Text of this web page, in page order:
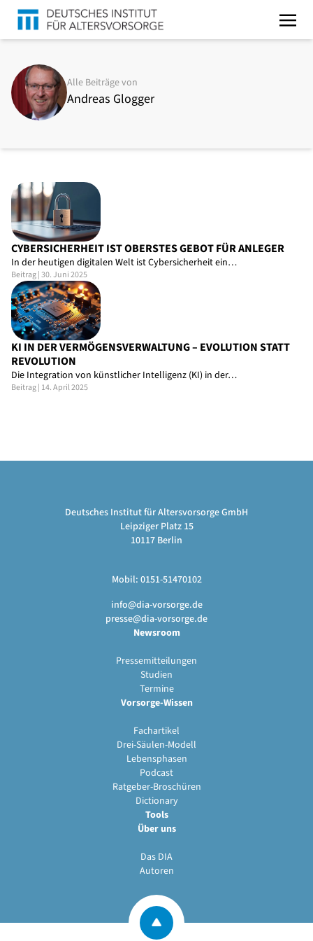
Alle Beiträge von
Andreas Glogger
CYBERSICHERHEIT IST OBERSTES GEBOT FÜR ANLEGER
In der heutigen digitalen Welt ist Cybersicherheit ein…
Beitrag | 30. Juni 2025
KI IN DER VERMÖGENSVERWALTUNG – EVOLUTION STATT
REVOLUTION
Die Integration von künstlicher Intelligenz (KI) in der…
Beitrag | 14. April 2025
Deutsches Institut für Altersvorsorge GmbH
Leipziger Platz 15
10117 Berlin
Mobil: 0151-51470102
info@dia-vorsorge.de
presse@dia-vorsorge.de
Newsroom
Pressemitteilungen
Studien
Termine
Vorsorge-Wissen
Fachartikel
Drei-Säulen-Modell
Lebensphasen
Podcast
Ratgeber-Broschüren
Dictionary
Tools
Über uns
Das DIA
Autoren